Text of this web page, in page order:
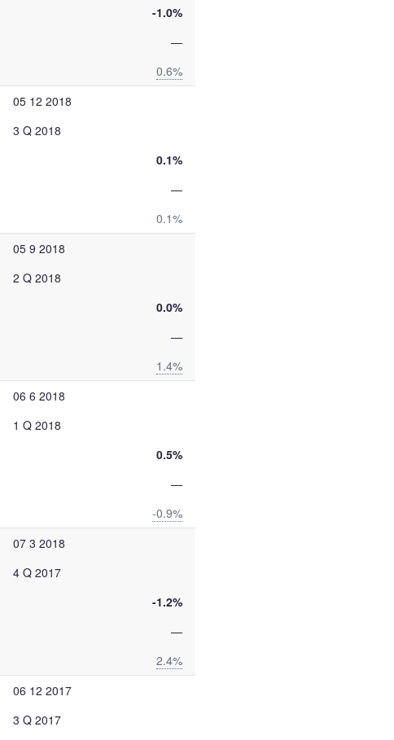
-1.0%
—
0.6%
05 12 2018
3 Q 2018
0.1%
—
0.1%
05 9 2018
2 Q 2018
0.0%
—
1.4%
06 6 2018
1 Q 2018
0.5%
—
-0.9%
07 3 2018
4 Q 2017
-1.2%
—
2.4%
06 12 2017
3 Q 2017